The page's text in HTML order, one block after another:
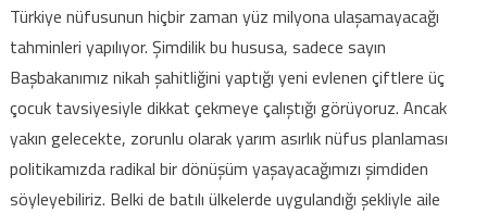
Türkiye nüfusunun hiçbir zaman yüz milyona ulaşamayacağı
tahminleri yapılıyor. Şimdilik bu hususa, sadece sayın
Başbakanımız nikah şahitliğini yaptığı yeni evlenen çiftlere üç
çocuk tavsiyesiyle dikkat çekmeye çalıştığı görüyoruz. Ancak
yakın gelecekte, zorunlu olarak yarım asırlık nüfus planlaması
politikamızda radikal bir dönüşüm yaşayacağımızı şimdiden
söyleyebiliriz. Belki de batılı ülkelerde uygulandığı şekliyle aile